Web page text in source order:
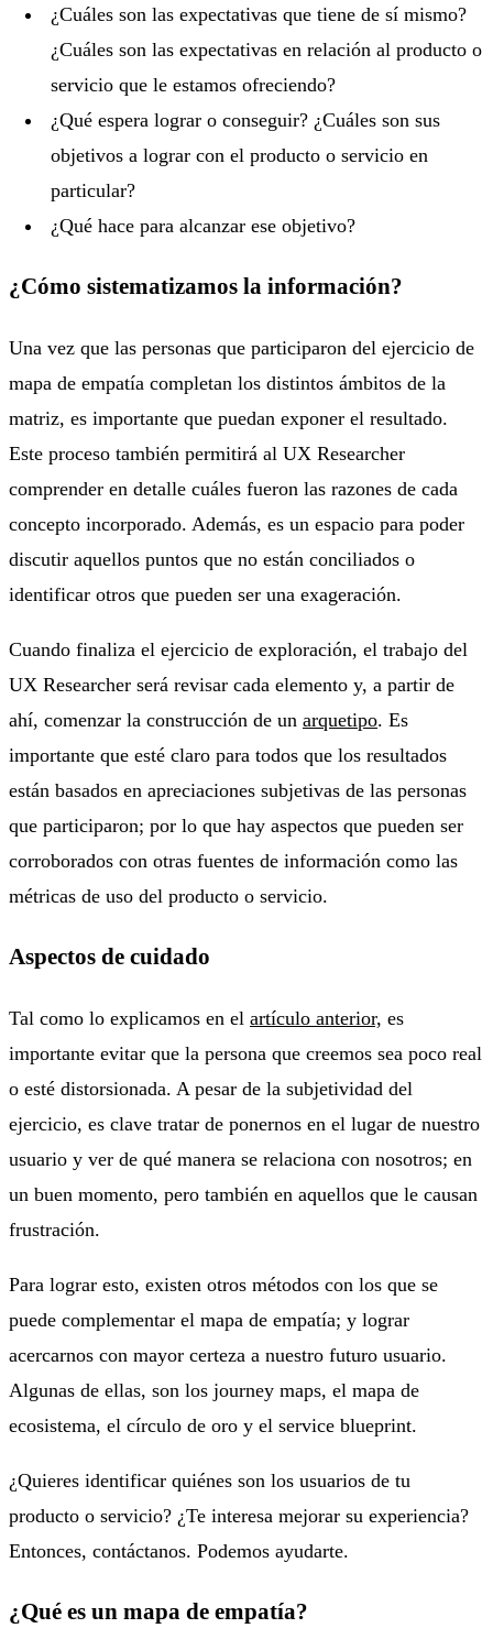
¿Cuáles son las expectativas que tiene de sí mismo?
¿Cuáles son las expectativas en relación al producto o
servicio que le estamos ofreciendo?
¿Qué espera lograr o conseguir? ¿Cuáles son sus
objetivos a lograr con el producto o servicio en
particular?
¿Qué hace para alcanzar ese objetivo?
¿Cómo sistematizamos la información?
Una vez que las personas que participaron del ejercicio de
mapa de empatía completan los distintos ámbitos de la
matriz, es importante que puedan exponer el resultado.
Este proceso también permitirá al UX Researcher
comprender en detalle cuáles fueron las razones de cada
concepto incorporado. Además, es un espacio para poder
discutir aquellos puntos que no están conciliados o
identificar otros que pueden ser una exageración.
Cuando finaliza el ejercicio de exploración, el trabajo del
UX Researcher será revisar cada elemento y, a partir de
ahí, comenzar la construcción de un arquetipo. Es
importante que esté claro para todos que los resultados
están basados en apreciaciones subjetivas de las personas
que participaron; por lo que hay aspectos que pueden ser
corroborados con otras fuentes de información como las
métricas de uso del producto o servicio.
Aspectos de cuidado
Tal como lo explicamos en el artículo anterior, es
importante evitar que la persona que creemos sea poco real
o esté distorsionada. A pesar de la subjetividad del
ejercicio, es clave tratar de ponernos en el lugar de nuestro
usuario y ver de qué manera se relaciona con nosotros; en
un buen momento, pero también en aquellos que le causan
frustración.
Para lograr esto, existen otros métodos con los que se
puede complementar el mapa de empatía; y lograr
acercarnos con mayor certeza a nuestro futuro usuario.
Algunas de ellas, son los journey maps, el mapa de
ecosistema, el círculo de oro y el service blueprint.
¿Quieres identificar quiénes son los usuarios de tu
producto o servicio? ¿Te interesa mejorar su experiencia?
Entonces, contáctanos. Podemos ayudarte.
¿Qué es un mapa de empatía?